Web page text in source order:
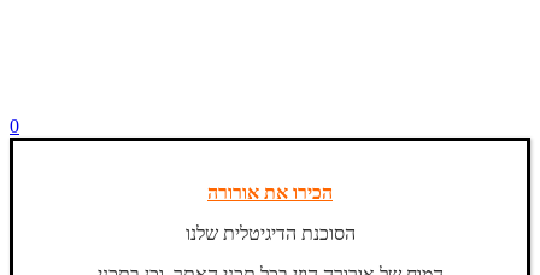
0
הכירו את אורורה
הסוכנת הדיגיטלית שלנו